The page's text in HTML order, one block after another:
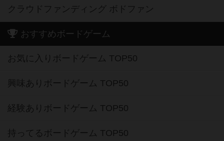
クラウドファンディング ボドファン
おすすめボードゲーム
お気に入りボードゲーム TOP50
興味ありボードゲーム TOP50
経験ありボードゲーム TOP50
持ってるボードゲーム TOP50